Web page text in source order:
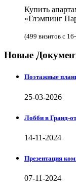
Купить
«Глэмпинг
(499 визитов с
Новые
Поэтажные
25-03-2026
Лобби в Гранд-
14-11-2024
Презентация
07-11-2024